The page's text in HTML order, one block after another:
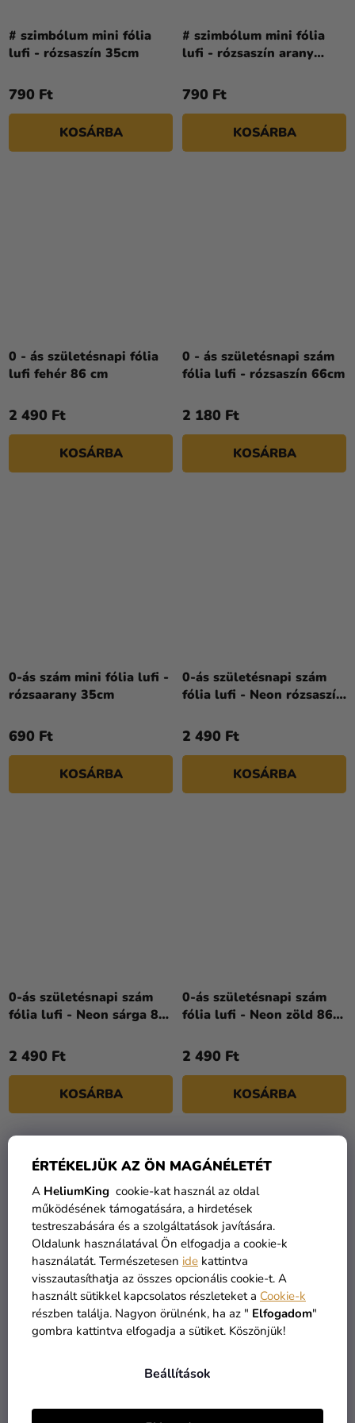
ÉRTÉKELJÜK AZ ÖN MAGÁNÉLETÉT
A HeliumKing cookie-kat használ az oldal
működésének támogatására, a hirdetések
testreszabására és a szolgáltatások javítására.
Oldalunk használatával Ön elfogadja a cookie-k
használatát. Természetesen ide kattintva
visszautasíthatja az összes opcionális cookie-t. A
használt sütikkel kapcsolatos részleteket a Cookie-k
részben találja. Nagyon örülnénk, ha az " Elfogadom"
gombra kattintva elfogadja a sütiket. Köszönjük!
Beállítások
# szimbólum mini fólia
lufi - rózsaszín 35cm
790 Ft
KOSÁRBA
# szimbólum mini fólia
lufi - rózsaszín arany
790 Ft
KOSÁRBA
0 - ás születésnapi fólia
lufi fehér 86 cm
2 490 Ft
KOSÁRBA
0 - ás születésnapi szám
fólia lufi - rózsaszín 66cm
2 180 Ft
KOSÁRBA
0-ás szám mini fólia lufi -
rózsaarany 35cm
690 Ft
KOSÁRBA
0-ás születésnapi szám
fólia lufi - Neon rózsaszín
2 490 Ft
KOSÁRBA
0-ás születésnapi szám
fólia lufi - Neon sárga 86
2 490 Ft
KOSÁRBA
0-ás születésnapi szám
fólia lufi - Neon zöld 86
2 490 Ft
KOSÁRBA
0-ás születésnapi szám
fólia lufi - világos
1-es midi szám fólia lufi -
Mancs őrjárat 66 cm
2 490 Ft